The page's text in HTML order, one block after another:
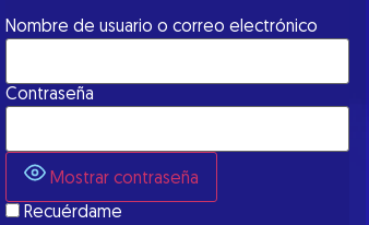
Nombre de usuario o correo electrónico
Contraseña
Mostrar contraseña
Recuérdame